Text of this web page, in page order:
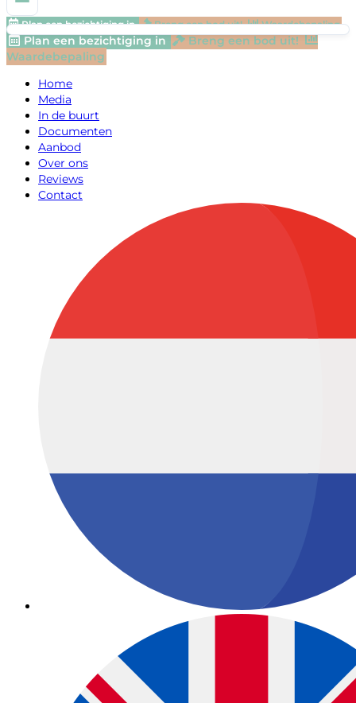
Plan een bezichtiging in Breng een bod uit! Waardebepaling
Plan een bezichtiging in
Breng een bod uit!
Waardebepaling
Home
Media
In de buurt
Documenten
Aanbod
Over ons
Reviews
Contact